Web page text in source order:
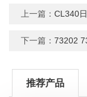
上一篇：CL340
下一篇：73202
推荐产品